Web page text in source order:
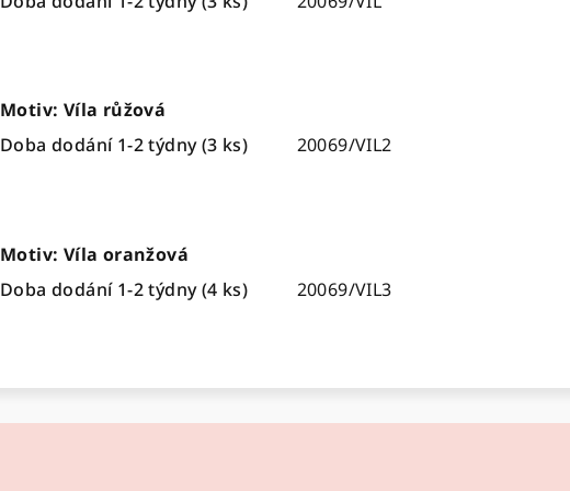
Motiv: Víla růžová
Doba dodání 1-2 týdny(3 ks) 20069/VIL2
Motiv: Víla oranžová
Doba dodání 1-2 týdny(4 ks) 20069/VIL3